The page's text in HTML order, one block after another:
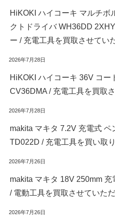
HiKOKI ハイコーキ マルチボ
クトドライバ WH36DD
ー / 充電工具を買取させてい
2026年7月28日
HiKOKI ハイコーキ 36V コー
CV36DMA / 充電工具を買取
2026年7月28日
makita マキタ 7.2V 充電式
TD022D / 充電工具を買い取
2026年7月26日
makita マキタ 18V 250mm
/ 電動工具を買取させていた
2026年7月26日